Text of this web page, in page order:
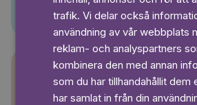
Sagasagor
trafik. Vi delar också
användning av vår webbplats
reklam- och analyspartners
kombinera den med annan
som du har tillhandahållit dem
har samlat in från din